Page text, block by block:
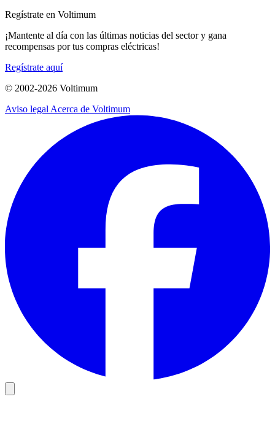
Regístrate en Voltimum
¡Mantente al día con las últimas noticias del sector y gana
recompensas por tus compras eléctricas!
Regístrate aquí
© 2002-2026 Voltimum
Aviso legal Acerca de Voltimum